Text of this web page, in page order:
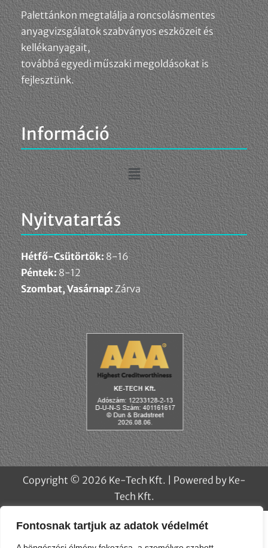
Fontosnak tartjuk az adatok védelmét
A böngészési élmény fokozása, a személyre szabott
hirdetések vagy tartalmak megjelenítése, valamint a
forgalom elemzése érdekében sütiket (cookie) használunk. A
"Mindet elfogadom" gombra kattintva hozzájárulhat a sütik
használatához.
Testreszabás Elutasít Az összes elfogadása
Palettánkon megtalálja a roncsolásmentes
anyagvizsgálatok szabványos eszközeit és
kellékanyagait,
továbbá egyedi műszaki megoldásokat is
fejlesztünk.
Információ
Nyitvatartás
Hétfő-Csütörtök:8-16
Péntek:8-12
Szombat, Vasárnap:Zárva
Copyright © 2026 Ke-Tech Kft. | Powered by Ke-
Tech Kft.